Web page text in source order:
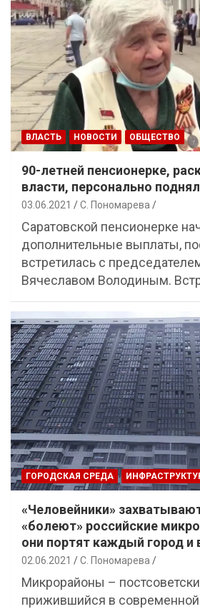
ВЛАСТЬ НОВОСТИ ОБЩЕСТВО
90-летней пенсионерке,
власти, персонально
03.06.2021 С. Пономарева
Саратовской пенсионерке
дополнительные выплаты,
встретилась с
Вячеславом Володиным.
ГОРОДСКАЯ СРЕДА
«Человейники»
«болеют» российские
они портят каждый город и
02.06.2021 С. Пономарева
Микрорайоны –
прижившийся в